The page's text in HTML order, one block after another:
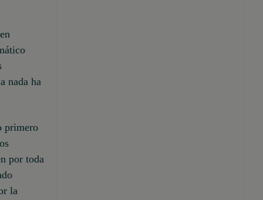
nada ha
primero
por toda
la